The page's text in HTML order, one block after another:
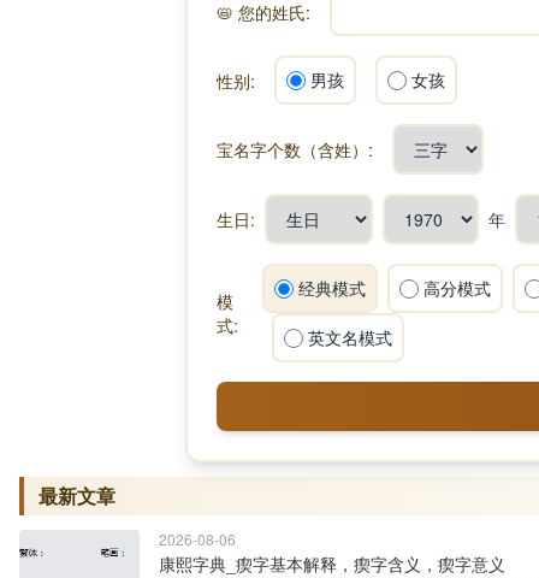
📛 您的姓氏:
性别: 男孩 女孩
宝名字个数（含姓）:
生日: 年
模
式:
经典模式 高分模式
英文名模式
最新文章
2026-08-06
康熙字典_瘈字基本解释，瘈字含义，瘈字意义